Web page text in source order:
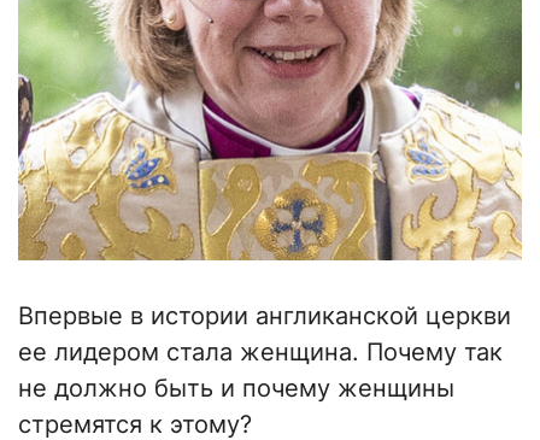
Впервые в истории англиканской церкви
ее лидером стала женщина. Почему так
не должно быть и почему женщины
стремятся к этому?